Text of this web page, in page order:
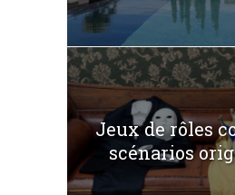
Jeux de rôles
scénarios